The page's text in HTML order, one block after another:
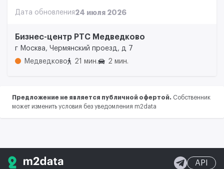
Дата обновления24 июля 2026
Бизнес-центр РТС Медведково
г Москва, Чермянский проезд, д 7
Медведково
21 мин. 2 мин.
Предложение не является публичной офертой. Собственник
может изменить условия без уведомления m2data
API